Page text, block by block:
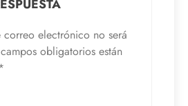
electrónico no será
obligatorios están